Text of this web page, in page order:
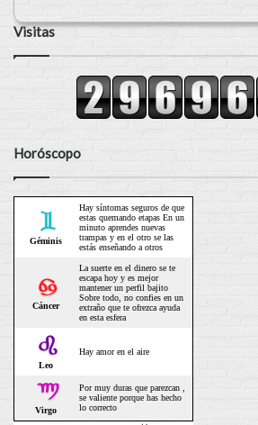
Visitas
Horóscopo